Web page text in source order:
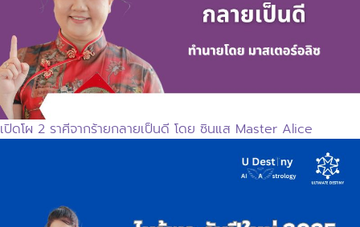
เปิดโผ 2 ราศีจากร้ายกลายเป็นดี โดย ซินแส Master Alice